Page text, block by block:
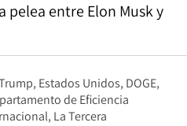
pelea entre Elon Musk y
Estados Unidos DOGE
de Eficiencia
La Tercera